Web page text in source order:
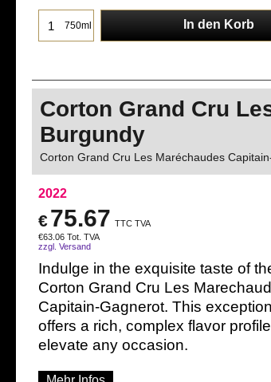
750ml In den Korb
Corton Grand Cru
Burgundy
Corton Grand Cru Les Maréchaudes
2022
€75.67 TTC TVA
€63.06 Tot. TVA
zzgl. Versand
Indulge in the exquisite taste of
Corton Grand Cru Les
Capitain-Gagnerot. This
offers a rich, complex flavor profile
elevate any occasion.